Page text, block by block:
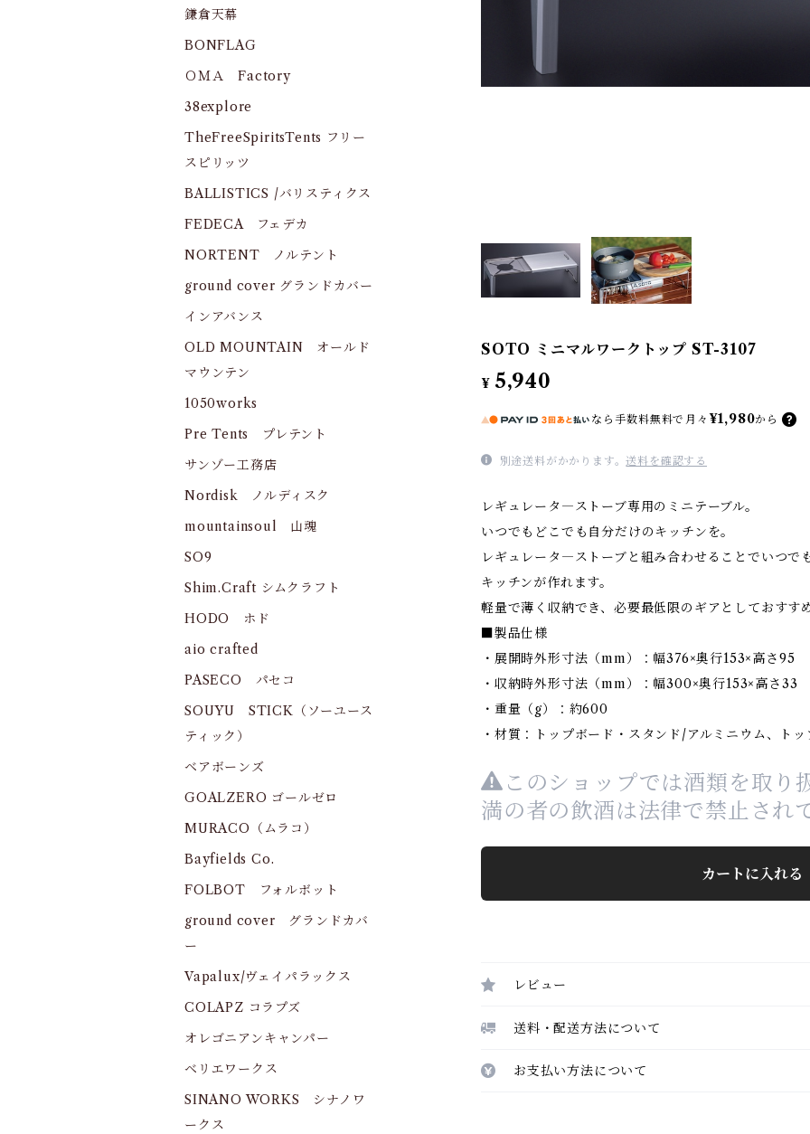
SOTO ミニマルワークトップ ST-3107
¥ 5,940
なら 手数料無料で 月々 ¥1,980から
別途送料がかかります。送料を確認する
レギュレータ―ストーブ専用のミニテーブル。
いつでもどこでも自分だけのキッチンを。
レギュレータ―ストーブと組み合わせることでいつで
キッチンが作れます。
軽量で薄く収納でき、必要最低限のギアとしておすす
■製品仕様
・展開時外形寸法（mm）：幅376×奥行153×高さ95
・収納時外形寸法（mm）：幅300×奥行153×高さ33
・重量（g）：約600
・材質：トップボード・スタンド/アルミニウム、ト
このショップでは酒類を取り
満の者の飲酒は法律で禁止され
カートに入れる
レビュー
送料・配送方法について
お支払い方法について
鎌倉天幕
BONFLAG
ＯＭＡ Factory
38explore
TheFreeSpiritsTents フリー
スピリッツ
BALLISTICS /バリスティクス
FEDECA フェデカ
NORTENT ノルテント
ground cover グランドカバー
インアバンス
OLD MOUNTAIN オールド
マウンテン
1050works
Pre Tents プレテント
サンゾー工務店
Nordisk ノルディスク
mountainsoul 山魂
SO9
Shim.Craft シムクラフト
HODO ホド
aio crafted
PASECO パセコ
SOUYU STICK（ソーユース
ティック）
ベアボーンズ
GOALZERO ゴールゼロ
MURACO（ムラコ）
Bayfields Co.
FOLBOT フォルボット
ground cover グランドカバ
ー
Vapalux/ヴェイパラックス
COLAPZ コラプズ
オレゴニアンキャンパー
ベリエワークス
SINANO WORKS シナノワ
ークス